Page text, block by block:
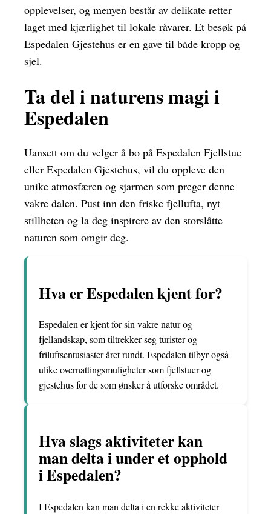
opplevelser, og menyen består av delikate retter
laget med kjærlighet til lokale råvarer. Et besøk på
Espedalen Gjestehus er en gave til både kropp og
sjel.
Ta del i naturens magi i
Espedalen
Uansett om du velger å bo på Espedalen Fjellstue
eller Espedalen Gjestehus, vil du oppleve den
unike atmosfæren og sjarmen som preger denne
vakre dalen. Pust inn den friske fjellufta, nyt
stillheten og la deg inspirere av den storslåtte
naturen som omgir deg.
Hva er Espedalen kjent for?
Espedalen er kjent for sin vakre natur og
fjellandskap, som tiltrekker seg turister og
friluftsentusiaster året rundt. Espedalen tilbyr også
ulike overnattingsmuligheter som fjellstuer og
gjestehus for de som ønsker å utforske området.
Hva slags aktiviteter kan
man delta i under et opphold
i Espedalen?
I Espedalen kan man delta i en rekke aktiviteter